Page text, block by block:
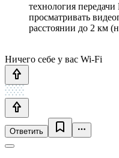
технология
просматривать
расстоянии до 2 км
Ничего себе у вас Wi-Fi
Ответить